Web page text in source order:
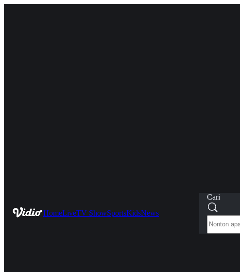
HomeLiveTV ShowSportsKidsNews
Cari